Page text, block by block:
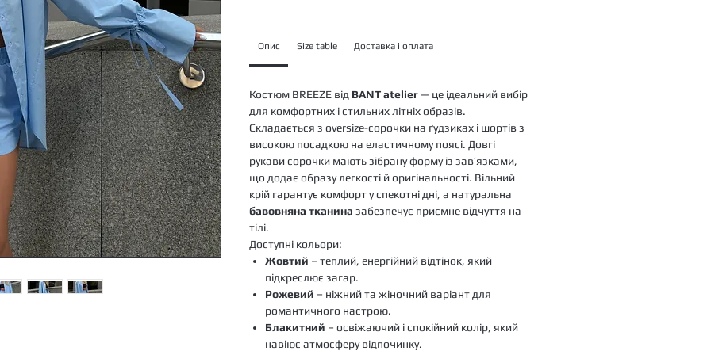
Опис Size table Доставка і оплата
Костюм BREEZE від BANT atelier— це ідеальний вибір
для комфортних і стильних літніх образів.
Складається з oversize-сорочки на ґудзиках і шортів з
високою посадкою на еластичному поясі. Довгі
рукави сорочки мають зібрану форму із зав’язками,
що додає образу легкості й оригінальності. Вільний
крій гарантує комфорт у спекотні дні, а натуральна
бавовняна тканина забезпечує приємне відчуття на
тілі.
Доступні кольори:
Жовтий – теплий, енергійний відтінок, який
підкреслює загар.
Рожевий – ніжний та жіночний варіант для
романтичного настрою.
Блакитний – освіжаючий і спокійний колір, який
навіює атмосферу відпочинку.